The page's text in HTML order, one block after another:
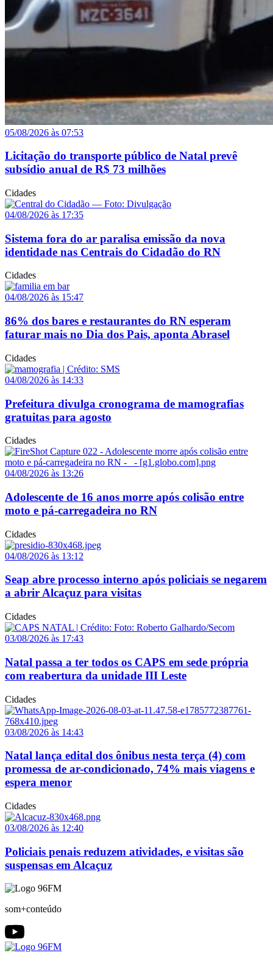
05/08/2026 às 07:53
Licitação do transporte público de Natal prevê
subsídio anual de R$ 73 milhões
Cidades
04/08/2026 às 17:35
Sistema fora do ar paralisa emissão da nova
identidade nas Centrais do Cidadão do RN
Cidades
04/08/2026 às 15:47
86% dos bares e restaurantes do RN esperam
faturar mais no Dia dos Pais, aponta Abrasel
Cidades
04/08/2026 às 14:33
Prefeitura divulga cronograma de mamografias
gratuitas para agosto
Cidades
04/08/2026 às 13:26
Adolescente de 16 anos morre após colisão entre
moto e pá-carregadeira no RN
Cidades
04/08/2026 às 13:12
Seap abre processo interno após policiais se negarem
a abrir Alcaçuz para visitas
Cidades
03/08/2026 às 17:43
Natal passa a ter todos os CAPS em sede própria
com reabertura da unidade III Leste
Cidades
03/08/2026 às 14:43
Natal lança edital dos ônibus nesta terça (4) com
promessa de ar-condicionado, 74% mais viagens e
espera menor
Cidades
03/08/2026 às 12:40
Policiais penais reduzem atividades, e visitas são
suspensas em Alcaçuz
som+conteúdo